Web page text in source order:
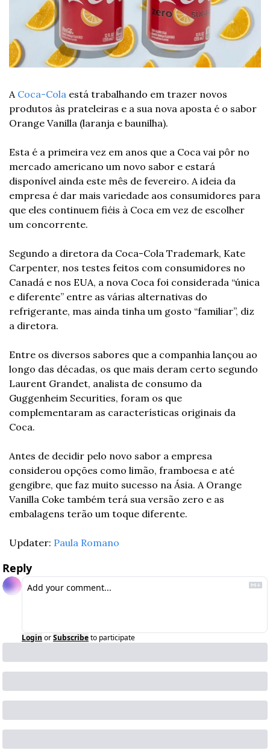
A Coca-Cola está trabalhando em trazer novos
produtos às prateleiras e a sua nova aposta é o sabor
Orange Vanilla (laranja e baunilha).
Esta é a primeira vez em anos que a Coca vai pôr no
mercado americano um novo sabor e estará
disponível ainda este mês de fevereiro. A ideia da
empresa é dar mais variedade aos consumidores para
que eles continuem fiéis à Coca em vez de escolher
um concorrente.
Segundo a diretora da Coca-Cola Trademark, Kate
Carpenter, nos testes feitos com consumidores no
Canadá e nos EUA, a nova Coca foi considerada “única
e diferente” entre as várias alternativas do
refrigerante, mas ainda tinha um gosto “familiar”, diz
a diretora.
Entre os diversos sabores que a companhia lançou ao
longo das décadas, os que mais deram certo segundo
Laurent Grandet, analista de consumo da
Guggenheim Securities, foram os que
complementaram as características originais da
Coca.
Antes de decidir pelo novo sabor a empresa
considerou opções como limão, framboesa e até
gengibre, que faz muito sucesso na Ásia. A Orange
Vanilla Coke também terá sua versão zero e as
embalagens terão um toque diferente.
Updater: Paula Romano
Reply
Login orSubscribeto participate